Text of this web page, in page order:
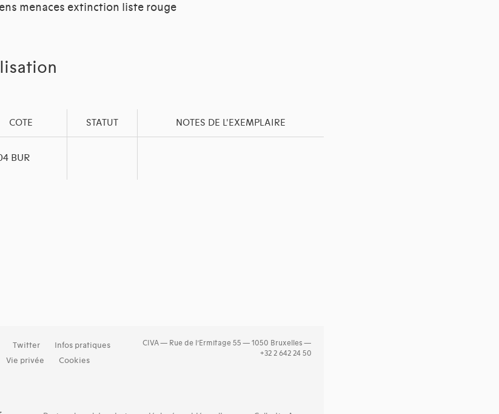
menaces extinction liste rouge
COTE STATUT NOTES DE L'EXEMPLAIRE
BUR
Twitter
Infos pratiques
Vie privée
Cookies
CIVA — Rue de l’Ermitage 55 — 1050 Bruxelles —
+32 2 642 24 50